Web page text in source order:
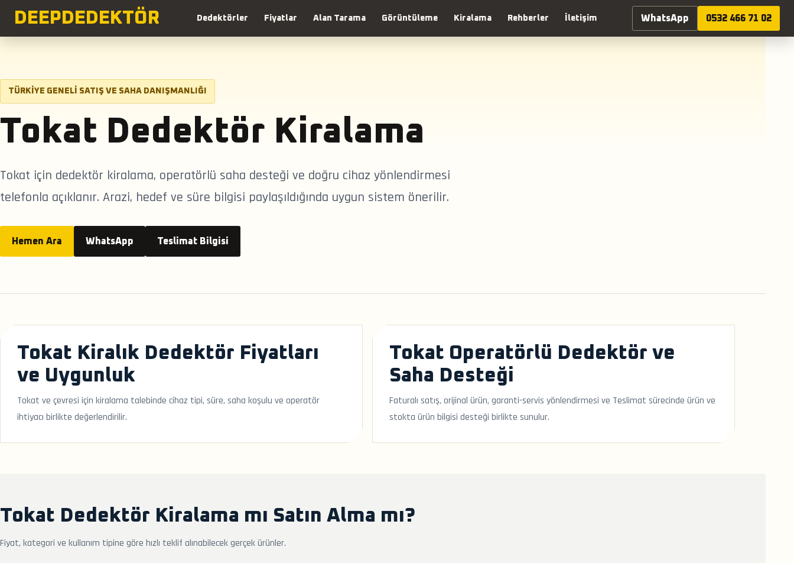
DEEP DEDEKTÖR Dedektörler Fiyatlar Alan Tarama Görüntüleme Kiralama Rehberler İletişim WhatsApp 0532 466 71 02
TÜRKIYE GENELI SATIŞ VE SAHA DANIŞMANLIĞI
Tokat Dedektör Kiralama
Tokat için dedektör kiralama, operatörlü saha desteği ve doğru cihaz yönlendirmesi
telefonla açıklanır. Arazi, hedef ve süre bilgisi paylaşıldığında uygun sistem önerilir.
Hemen Ara WhatsApp Teslimat Bilgisi
Tokat Kiralık Dedektör Fiyatları
ve Uygunluk
Tokat ve çevresi için kiralama talebinde cihaz tipi, süre, saha koşulu ve operatör
ihtiyacı birlikte değerlendirilir.
Tokat Operatörlü Dedektör ve
Saha Desteği
Faturalı satış, orijinal ürün, garanti-servis yönlendirmesi ve Teslimat sürecinde ürün ve
stokta ürün bilgisi desteği birlikte sunulur.
Tokat Dedektör Kiralama mı Satın Alma mı?
Fiyat, kategori ve kullanım tipine göre hızlı teklif alınabilecek gerçek ürünler.